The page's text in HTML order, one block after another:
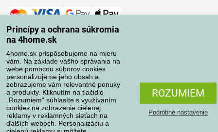
Princípy a ochrana súkromia
na 4home.sk
4home.sk prispôsobujeme na mieru
vám. Na základe vášho správania na
webe pomocou súborov cookies
personalizujeme jeho obsah a
zobrazujeme vám relevantné ponuky
a produkty. Kliknutím na tlačidlo
„Rozumiem“ súhlasíte s využívaním
cookies na zobrazenie cielenej
reklamy v reklamných sieťach na
ďalších weboch. Personalizáciu a
ROZUMIEM
Podrobné nastavenie
Spoľahlivý obchod